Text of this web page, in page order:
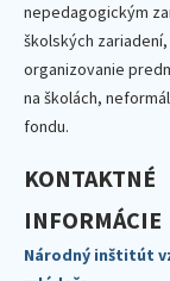
nepedagogickým
školských
organizovanie
na školách,
fondu.
KONTAKTNÉ
INFORMÁCIE
Národný inštitút